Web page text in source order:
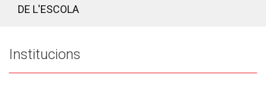
DE L'ESCOLA
Institucions